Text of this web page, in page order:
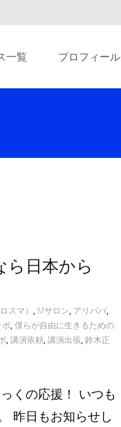
一覧 プロフィール
ら日本から
スマ） , Mサロン, アリババ,
,僕らが自由に生きるための
,講演依頼,講演出張,鈴木正
くの応援！ いつも
昨日もお知らせし